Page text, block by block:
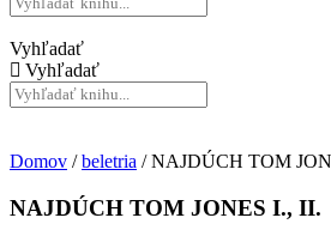
Vyhľadať
Vyhľadať
Domov /beletria / NAJDÚCH TOM
NAJDÚCH TOM JONES I., II.